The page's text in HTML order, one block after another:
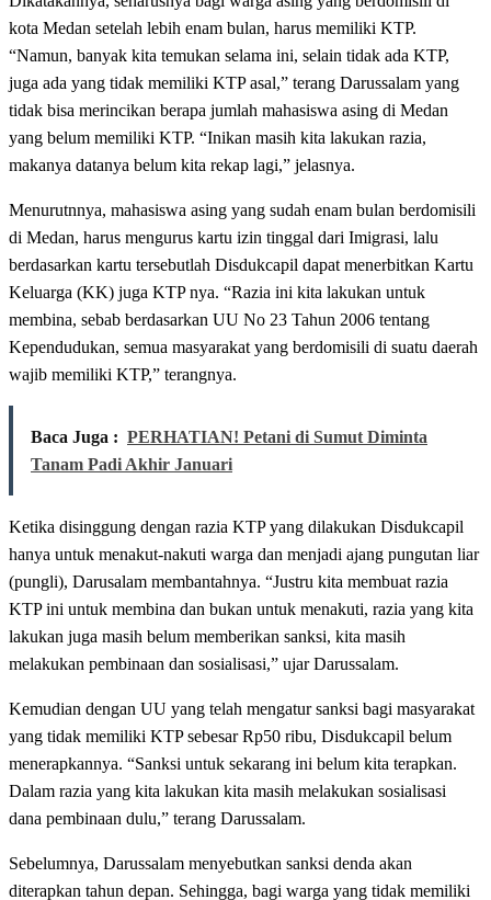
kota Medan setelah lebih enam bulan, harus memiliki KTP.
“Namun, banyak kita temukan selama ini, selain tidak ada KTP,
juga ada yang tidak memiliki KTP asal,” terang Darussalam yang
tidak bisa merincikan berapa jumlah mahasiswa asing di Medan
yang belum memiliki KTP. “Inikan masih kita lakukan razia,
makanya datanya belum kita rekap lagi,” jelasnya.
Menurutnnya, mahasiswa asing yang sudah enam bulan berdomisili
di Medan, harus mengurus kartu izin tinggal dari Imigrasi, lalu
berdasarkan kartu tersebutlah Disdukcapil dapat menerbitkan Kartu
Keluarga (KK) juga KTP nya. “Razia ini kita lakukan untuk
membina, sebab berdasarkan UU No 23 Tahun 2006 tentang
Kependudukan, semua masyarakat yang berdomisili di suatu daerah
wajib memiliki KTP,” terangnya.
Baca Juga : PERHATIAN! Petani di Sumut Diminta
Tanam Padi Akhir Januari
Ketika disinggung dengan razia KTP yang dilakukan Disdukcapil
hanya untuk menakut-nakuti warga dan menjadi ajang pungutan liar
(pungli), Darusalam membantahnya. “Justru kita membuat razia
KTP ini untuk membina dan bukan untuk menakuti, razia yang kita
lakukan juga masih belum memberikan sanksi, kita masih
melakukan pembinaan dan sosialisasi,” ujar Darussalam.
Kemudian dengan UU yang telah mengatur sanksi bagi masyarakat
yang tidak memiliki KTP sebesar Rp50 ribu, Disdukcapil belum
menerapkannya. “Sanksi untuk sekarang ini belum kita terapkan.
Dalam razia yang kita lakukan kita masih melakukan sosialisasi
dana pembinaan dulu,” terang Darussalam.
Sebelumnya, Darussalam menyebutkan sanksi denda akan
diterapkan tahun depan. Sehingga, bagi warga yang tidak memiliki